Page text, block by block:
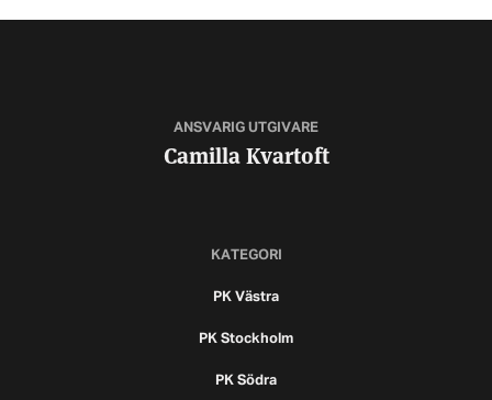
ANSVARIG UTGIVARE
Camilla Kvartoft
KATEGORI
PK Västra
PK Stockholm
PK Södra